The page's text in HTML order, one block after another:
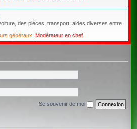
des pièces, transport, aides diverses entre
généraux Modérateur en chef
Se souvenir de moi